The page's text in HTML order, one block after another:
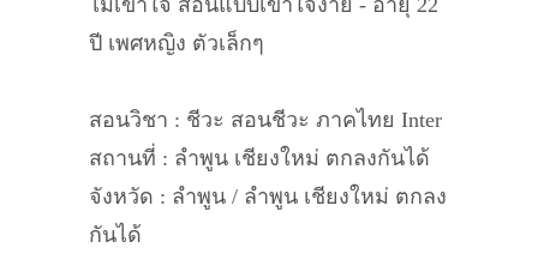
ไม่เข้าใจ สอนแบบเข้าใจง่าย - อายุ 22
ปี เพศหญิง ตัวเล็กๆ
สอนวิชา : ชีวะ สอนชีวะ ภาคไทย Inter
สถานที่ : ลำพูน เชียงใหม่ ตกลงกันได้
จังหวัด : ลำพูน / ลำพูน เชียงใหม่ ตกลง
กันได้